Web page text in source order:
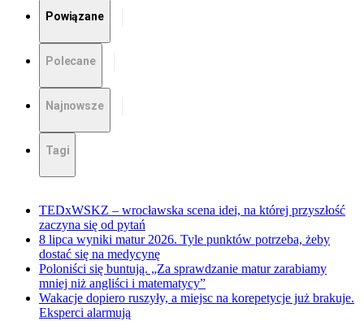
Powiązane
Polecane
Najnowsze
Tagi
TEDxWSKZ – wrocławska scena idei, na której przyszłość
zaczyna się od pytań
8 lipca wyniki matur 2026. Tyle punktów potrzeba, żeby
dostać się na medycynę
Poloniści się buntują. „Za sprawdzanie matur zarabiamy
mniej niż angliści i matematycy”
Wakacje dopiero ruszyły, a miejsc na korepetycje już brakuje.
Eksperci alarmują